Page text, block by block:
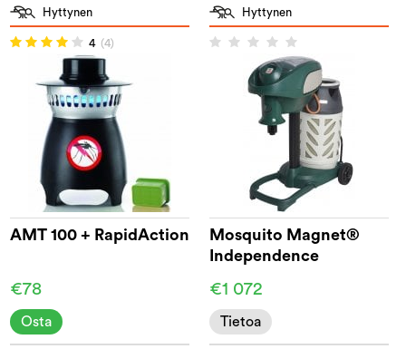
Hyttynen
4 (4)
AMT 100 + RapidAction
€78
Osta
Hyttynen
Mosquito Magnet®
Independence
€1 072
Tietoa